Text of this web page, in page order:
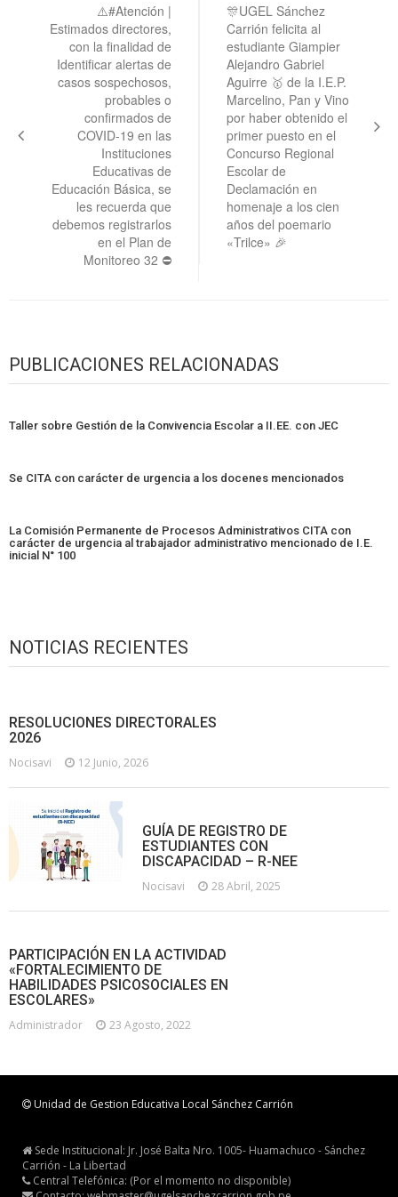
entradas
⚠️#Atención |
Estimados directores,
con la finalidad de
Identificar alertas de
casos sospechosos,
probables o
confirmados de
COVID-19 en las
Instituciones
Educativas de
Educación Básica, se
les recuerda que
debemos registrarlos
en el Plan de
Monitoreo 32 ⛔
🎊UGEL Sánchez
Carrión felicita al
estudiante Giampier
Alejandro Gabriel
Aguirre 🥇 de la I.E.P.
Marcelino, Pan y Vino
por haber obtenido el
primer puesto en el
Concurso Regional
Escolar de
Declamación en
homenaje a los cien
años del poemario
«Trilce» 🎉
PUBLICACIONES RELACIONADAS
Taller sobre Gestión de la Convivencia Escolar a II.EE. con JEC
Se CITA con carácter de urgencia a los docenes mencionados
La Comisión Permanente de Procesos Administrativos CITA con
carácter de urgencia al trabajador administrativo mencionado de I.E.
inicial N° 100
NOTICIAS RECIENTES
RESOLUCIONES DIRECTORALES
2026
Nocisavi 12 Junio, 2026
GUÍA DE REGISTRO DE
ESTUDIANTES CON
DISCAPACIDAD – R-NEE
Nocisavi 28 Abril, 2025
PARTICIPACIÓN EN LA ACTIVIDAD
«FORTALECIMIENTO DE
HABILIDADES PSICOSOCIALES EN
ESCOLARES»
Administrador 23 Agosto, 2022
Unidad de Gestion Educativa Local Sánchez Carrión
Sede Institucional: Jr. José Balta Nro. 1005- Huamachuco - Sánchez
Carrión - La Libertad
Central Telefónica: (Por el momento no disponible)